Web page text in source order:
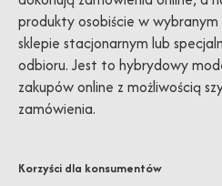
produkty osobiście w
sklepie stacjonarnym lub
odbioru. Jest to hybrydowy
zakupów online z możliwością
zamówienia.
Korzyści dla konsumentów